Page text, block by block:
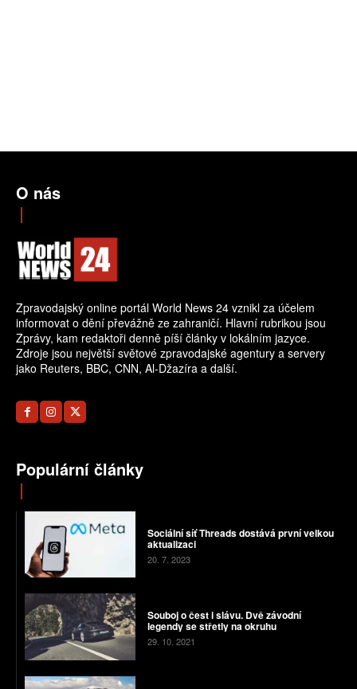
O nás
Zpravodajský online portál World News 24 vznikl za účelem
informovat o dění převážně ze zahraničí. Hlavní rubrikou jsou
Zprávy, kam redaktoři denně píší články v lokálním jazyce.
Zdroje jsou největší světové zpravodajské agentury a servery
jako Reuters, BBC, CNN, Al-Džazíra a další.
Populární články
Sociální síť Threads dostává první velkou
aktualizaci
20. 7. 2023
Souboj o čest i slávu. Dvě závodní
legendy se střetly na okruhu
29. 10. 2021